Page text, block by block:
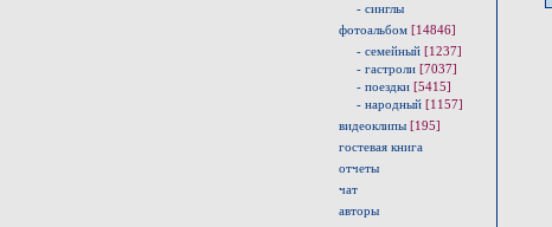
- синглы
фотоальбом [14846]
- семейный [1237]
- гастроли [7037]
- поездки [5415]
- народный [1157]
видеоклипы [195]
гостевая книга
отчеты
чат
авторы